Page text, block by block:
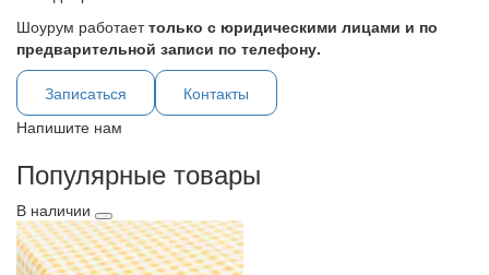
Шоурум работаеттолько с юридическими лицами и по
предварительной записи по телефону.
Записаться
Контакты
Напишите нам
Популярные товары
В наличии